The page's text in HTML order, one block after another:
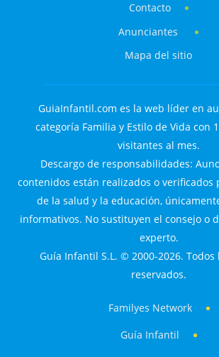
Contacto
Anunciantes
Mapa del sitio
GuiaInfantil.com es la web líder en
categoría Familia y Estilo de Vida con
visitantes al mes.
Descargo de responsabilidades:
contenidos están realizados o verificados
de la salud y la educación,
informativos. No sustituyen el consejo o
experto.
Guía Infantil S.L. © 2000-2026. Todos
reservados.
Familyes Network
Guía Infantil